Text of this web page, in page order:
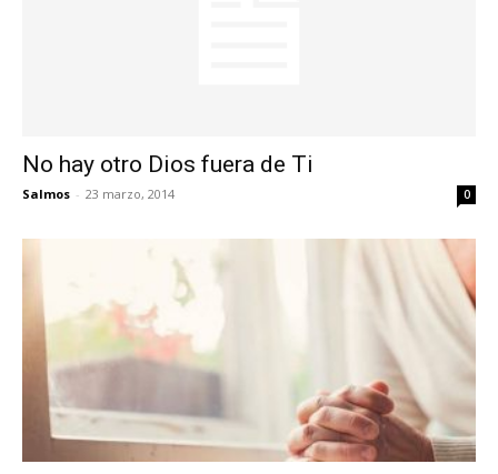
No hay otro Dios fuera de Ti
Salmos - 23 marzo, 2014 0